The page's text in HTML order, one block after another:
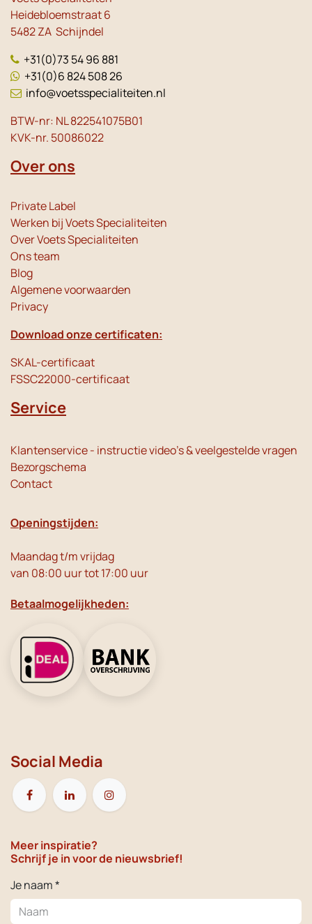
Heidebloemstraat 6
5482 ZA Schijndel
+31(0)73 54 96 881
+31(0)6 824 508 26
info@voetsspecialiteiten.nl
BTW-nr: NL 822541075B01
KVK-nr. 50086022
Over ons
Private Label
Werken bij Voets Specialiteiten
Over Voets Specialiteiten
Ons team
Blog
Algemene voorwaarden
Privacy
Download onze certificaten:
SKAL-certificaat
FSSC22000-certificaat
Service
Klantenservice - instructie video's & veelgestelde vragen
Bezorgschema
Contact
Openingstijden:
Maandag t/m vrijdag
van 08:00 uur tot 17:00 uur
Betaalmogelijkheden:
Social Media
Meer inspiratie?
Schrijf je in voor de nieuwsbrief!
Je naam *